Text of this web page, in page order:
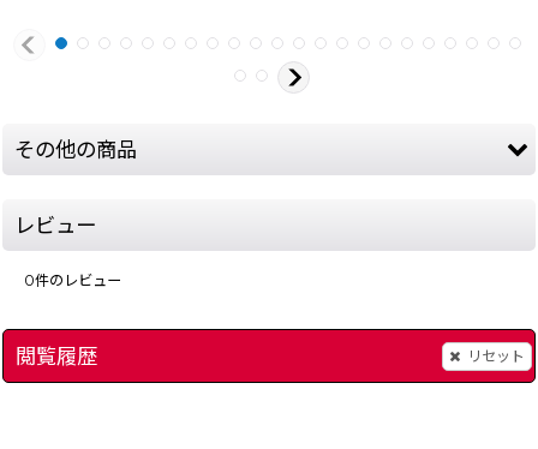
その他の商品
レビュー
0件のレビュー
閲覧履歴 リセット